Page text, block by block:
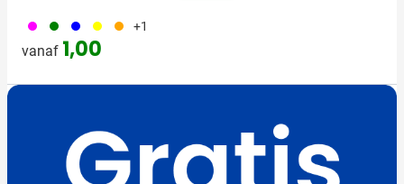
046 004 005 006 007 +1
vanaf 1,00